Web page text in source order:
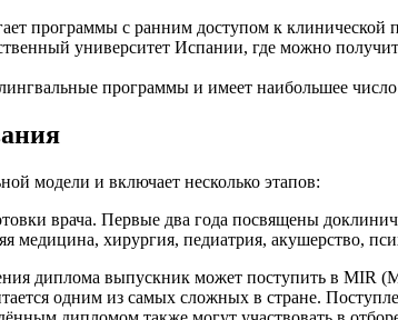
программы с ранним доступом к клинической
университет Испании, где можно
программы и имеет наибольшее
модели и включает несколько этапов:
врача. Первые два года посвящены
медицина, хирургия, педиатрия, акушерство,
диплома выпускник может поступить в MIR
одним из самых сложных в стране.